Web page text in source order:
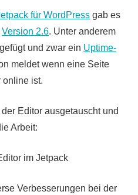
für WordPress gab es
Version 2.6. Unter anderem
und zwar ein Uptime-
meldet wenn eine Seite
online ist.
Editor ausgetauscht und
Arbeit:
Verbesserungen bei der